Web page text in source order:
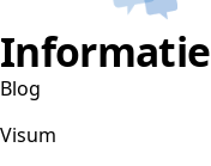
Informatie
Blog
Visum